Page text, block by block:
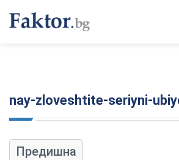
nay-zloveshtite-seriyni-
Предишна